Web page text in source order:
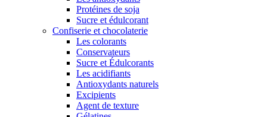
Protéines de soja
Sucre et édulcorant
Confiserie et chocolaterie
Les colorants
Conservateurs
Sucre et Édulcorants
Les acidifiants
Antioxydants naturels
Excipients
Agent de texture